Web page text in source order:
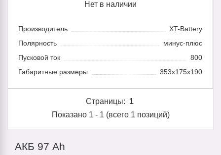
Нет в наличии
Производитель
XT-Battery
Полярность
минус-плюс
Пусковой ток
800
Габаритные размеры
353x175x190
Страницы: 1
Показано 1 - 1 (всего 1 позиций)
АКБ 97 Ah